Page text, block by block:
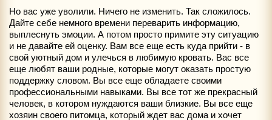
Но вас уже уволили. Ничего не изменить. Так сложилось.
Дайте себе немного времени переварить информацию,
выплеснуть эмоции. А потом просто примите эту ситуацию
и не давайте ей оценку. Вам все еще есть куда прийти - в
свой уютный дом и улечься в любимую кровать. Вас все
еще любят ваши родные, которые могут оказать простую
поддержку словом. Вы все еще обладаете своими
профессиональными навыками. Вы все тот же прекрасный
человек, в котором нуждаются ваши близкие. Вы все еще
хозяин своего питомца, который ждет вас дома и хочет